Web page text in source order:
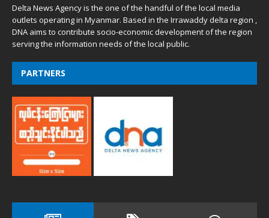
Delta News Agency is the one of the handful of the local media
outlets operating in Myanmar. Based in the Irrawaddy delta region ,
DNA aims to contribute socio-economic development of the region
serving the information needs of the local public.
PARTNERS